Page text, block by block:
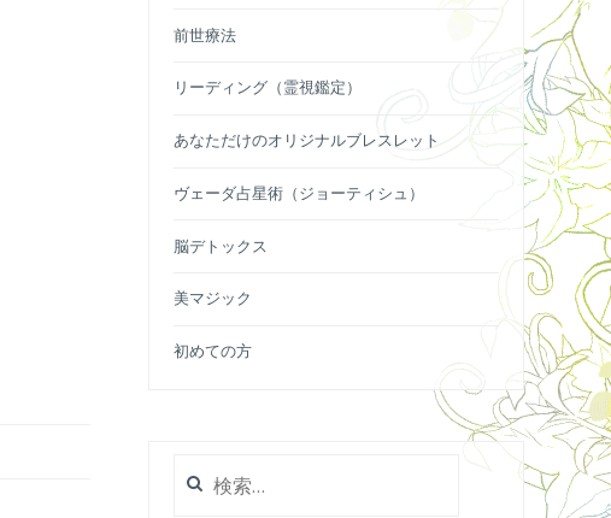
前世療法
リーディング（霊視鑑定）
あなただけのオリジナルブレスレット
ヴェーダ占星術（ジョーティシュ）
脳デトックス
美マジック
初めての方
索: